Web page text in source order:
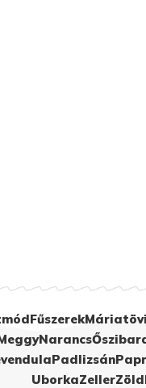
Fűszerek
Narancs
Padlizsán
UborkaZeller